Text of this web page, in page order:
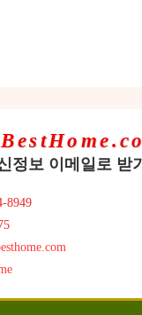
정보 이메일로 받기
8949